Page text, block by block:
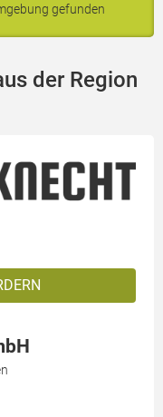
gefunden
der Region